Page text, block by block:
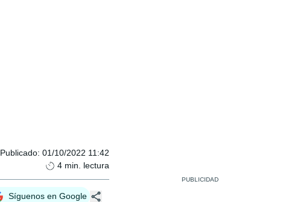
Publicado: 01/10/2022 11:42
4 min. lectura
Síguenos en Google